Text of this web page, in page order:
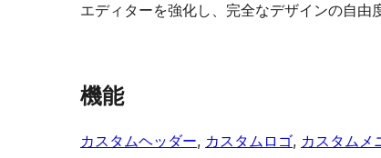
エディターを強化し、完全なデザインの自由
機能
カスタムヘッダー, カスタムロゴ, カスタムメ